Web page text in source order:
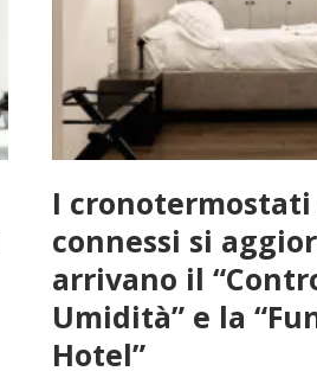
I cronotermostati
connessi si
arrivano il
Umidità” e la
Hotel”